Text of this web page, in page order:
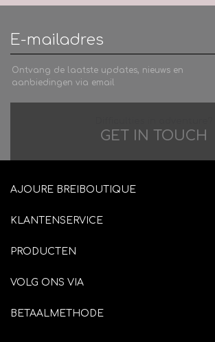
Ontvang de laatste updates, nieuws en
aanbiedingen via email
GET IN TOUCH
AJOURE BREIBOUTIQUE
KLANTENSERVICE
PRODUCTEN
VOLG ONS VIA
BETAALMETHODE